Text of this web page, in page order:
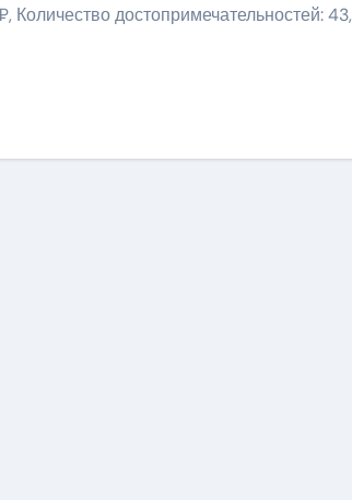
Количество достопримечательностей: 43,